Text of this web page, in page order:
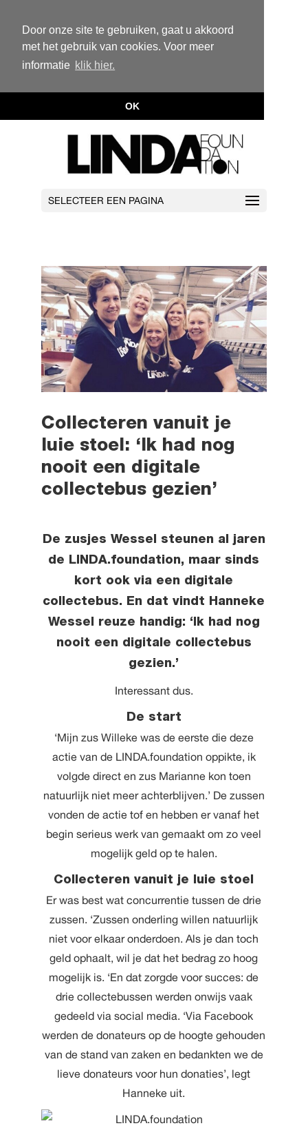
Door onze site te gebruiken, gaat u akkoord
met het gebruik van cookies. Voor meer
informatie klik hier.
OK
SELECTEER EEN PAGINA
Collecteren vanuit je
luie stoel: ‘Ik had nog
nooit een digitale
collectebus gezien’
De zusjes Wessel steunen al jaren
de LINDA.foundation, maar sinds
kort ook via een digitale
collectebus. En dat vindt Hanneke
Wessel reuze handig: ‘Ik had nog
nooit een digitale collectebus
gezien.’
Interessant dus.
De start
‘Mijn zus Willeke was de eerste die deze
actie van de LINDA.foundation oppikte, ik
volgde direct en zus Marianne kon toen
natuurlijk niet meer achterblijven.’ De zussen
vonden de actie tof en hebben er vanaf het
begin serieus werk van gemaakt om zo veel
mogelijk geld op te halen.
Collecteren vanuit je luie stoel
Er was best wat concurrentie tussen de drie
zussen. ‘Zussen onderling willen natuurlijk
niet voor elkaar onderdoen. Als je dan toch
geld ophaalt, wil je dat het bedrag zo hoog
mogelijk is. ‘En dat zorgde voor succes: de
drie collectebussen werden onwijs vaak
gedeeld via social media. ‘Via Facebook
werden de donateurs op de hoogte gehouden
van de stand van zaken en bedankten we de
lieve donateurs voor hun donaties’, legt
Hanneke uit.